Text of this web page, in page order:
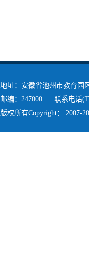
地址：安徽省池州市教育园
邮编：247000 联系电话
版权所有Copyright： 2007-